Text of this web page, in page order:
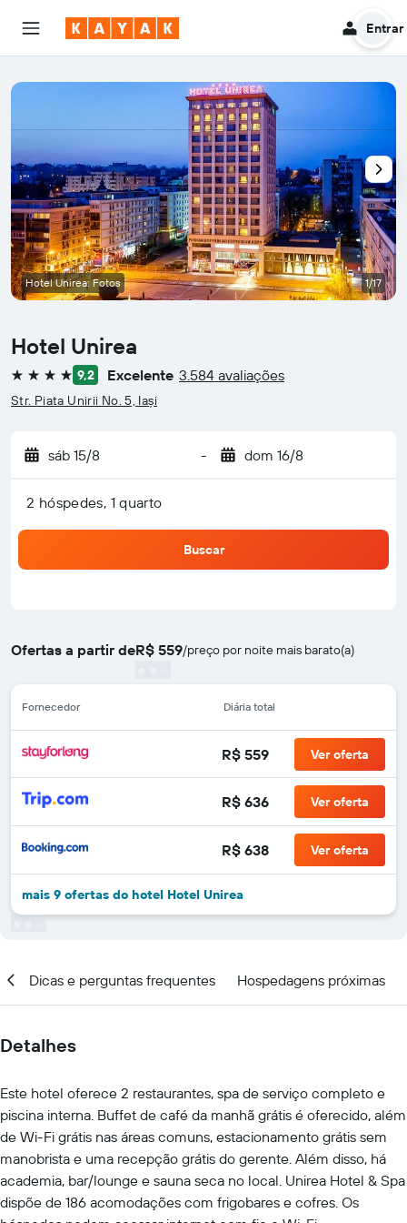
Entrar
Hotel Unirea
4 estrelas 9,2 Excelente 3.584 avaliações
Str. Piata Unirii No. 5, Iași
sáb 15/8 - dom 16/8
2 hóspedes, 1 quarto
Buscar
Ofertas a partir deR$ 559/preço por noite mais barato(a)
Fornecedor Diária total
R$ 559 Ver oferta
R$ 636 Ver oferta
R$ 638 Ver oferta
mais 9 ofertas do hotel Hotel Unirea
Hotel Unirea: Fotos 1/17
Dicas e perguntas frequentes Hospedagens próximas
Detalhes
Este hotel oferece 2 restaurantes, spa de serviço completo e
piscina interna. Buffet de café da manhã grátis é oferecido, além
de Wi-Fi grátis nas áreas comuns, estacionamento grátis sem
manobrista e uma recepção grátis do gerente. Além disso, há
academia, bar/lounge e sauna seca no local. Unirea Hotel & Spa
dispõe de 186 acomodações com frigobares e cofres. Os